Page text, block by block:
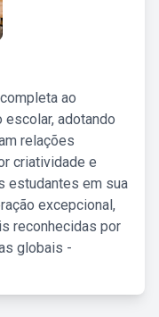
ao
adotando
relações
criatividade e
estudantes em sua
excepcional,
reconhecidas por
globais -